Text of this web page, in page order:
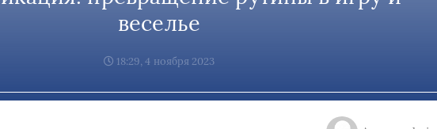
веселье
18:29, 4 ноября 2023